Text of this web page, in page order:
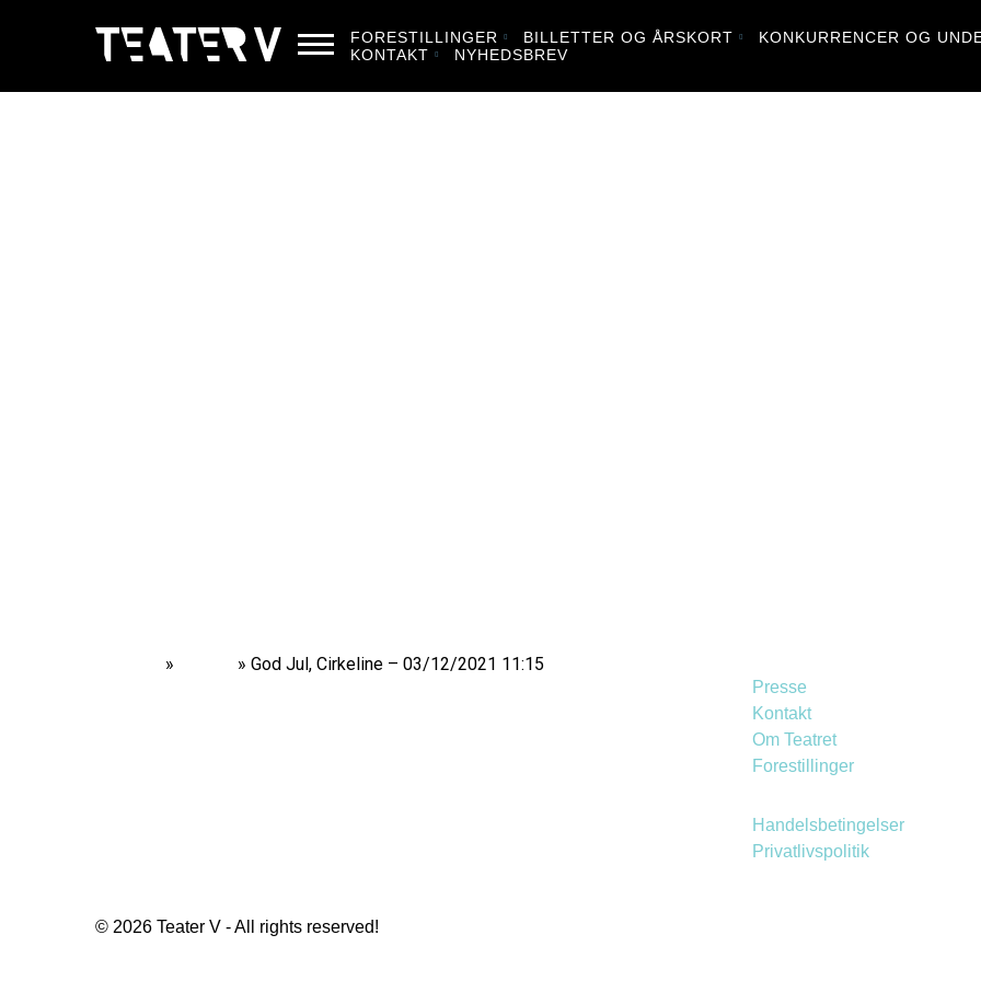
FORESTILLINGER BILLETTER OG ÅRSKORT KONKURRENCER OG
KONTAKT
NYHEDSBREV
» » God Jul, Cirkeline – 03/12/2021 11:15
Presse
Kontakt
Om Teatret
Forestillinger
Handelsbetingelser
Privatlivspolitik
© 2026 Teater V - All rights reserved!